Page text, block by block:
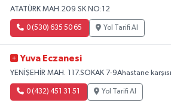
ATATÜRK MAH.209 SK.NO:12
0 (530) 635 50 65 Yol Tarifi Al
Yuva Eczanesi
YENİŞEHİR MAH. 117.SOKAK 7-9Ahastane karşısı
0 (432) 451 31 51 Yol Tarifi Al